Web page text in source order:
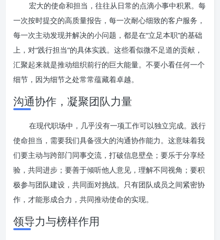
宏大的使命和担当，往往从日常的点滴小事中积累。每
一次按时提交的高质量报告，每一次耐心细致的客户服务，
每一次主动发现并解决的小问题，都是在“立足本职”的基础
上，对“践行担当”的具体实践。这些看似微不足道的贡献，
汇聚起来就是推动组织前行的巨大能量。不要小看任何一个
细节，因为细节之处常常蕴藏着卓越。
沟通协作，凝聚团队力量
在现代职场中，几乎没有一项工作可以独立完成。践行
使命担当，需要我们具备强大的沟通协作能力。这意味着我
们要主动与跨部门同事交流，打破信息壁垒；要乐于分享经
验，共同进步；要善于倾听他人意见，理解不同视角；要积
极参与团队建设，共同面对挑战。只有团队成员之间紧密协
作，才能形成合力，共同推动使命的实现。
领导力与榜样作用